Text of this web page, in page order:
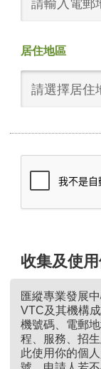
居住地區
請選擇居住
收集及使
匯縱專業發展
VTC及其機構
機號碼、電郵
程、服務、招
此使用你的個